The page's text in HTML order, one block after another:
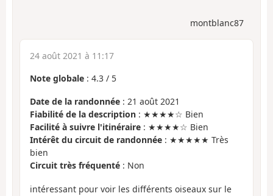
montblanc87
24 août 2021 à 11:17
Note globale : 4.3 / 5
Date de la randonnée : 21 août 2021
Fiabilité de la description : ★★★★☆ Bien
Facilité à suivre l'itinéraire : ★★★★☆ Bien
Intérêt du circuit de randonnée : ★★★★★ Très
bien
Circuit très fréquenté : Non
intéressant pour voir les différents oiseaux sur le